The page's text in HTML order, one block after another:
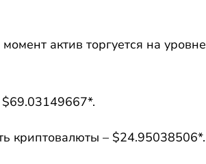
актив торгуется на уровне
$69.03149667*.
криптовалюты – $24.95038506*.